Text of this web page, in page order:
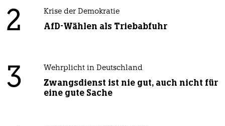
2 Krise der Demokratie
AfD-Wählen als Triebabfuhr
3 Wehrplicht in Deutschland
Zwangsdienst ist nie gut, auch nicht für
eine gute Sache